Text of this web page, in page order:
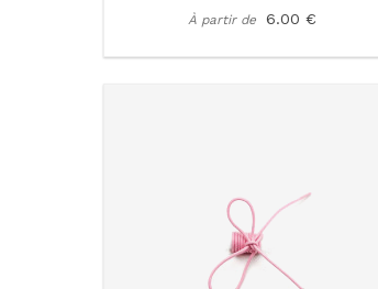
À partir de 6.00 €